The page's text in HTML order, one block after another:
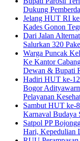
Dukung
Jelang HUT RI
Kades Gonon
Dari Jalan
Salurkan 320
Warga Puncak
Ke Kantor
Dewan & Bupati
Hadiri HUT ke-
Bogor
Pelayanan
Sambut HUT ke-
Karnaval Budaya
Satpol PP
Hari, Kepedulian